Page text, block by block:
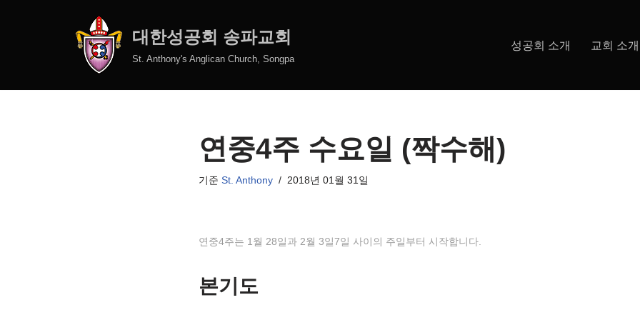
대한성공회 송파교회
St. Anthony's Anglican Church, Songpa
성공회 소개 교회 소개
연중4주 수요일 (짝수해)
기준 St. Anthony 2018년 01월 31일
연중4주는 1월 28일과 2월 3일7일 사이의 주일부터 시작합니다.
본기도